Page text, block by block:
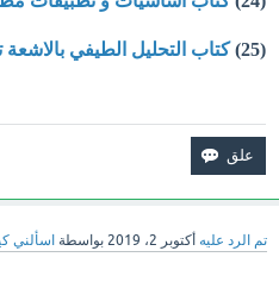
(25) كتاب التحليل الطيفي
تم الرد عليه أكتوبر 2، 2019 بواسطة اسألني